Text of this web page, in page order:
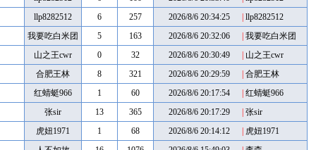
llp8282512
6 257 2026/8/6 20:34:25
llp8282512
我要吃白米团
123
5 163 2026/8/6 20:32:06
我要吃白米团
123山之王cwr 0 32 2026/8/6 20:30:49
山之王cwr
合肥王林
8 321 2026/8/6 20:29:59
合肥王林
红蜻蜓966
1 60 2026/8/6 20:17:54
红蜻蜓966
张sir
13 365 2026/8/6 20:17:29
张sir
虎妞1971
1 68 2026/8/6 20:14:12
虎妞1971